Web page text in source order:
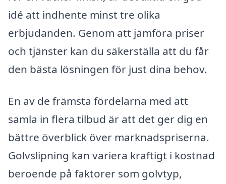
idé att indhente minst tre olika
erbjudanden. Genom att jämföra priser
och tjänster kan du säkerställa att du får
den bästa lösningen för just dina behov.
En av de främsta fördelarna med att
samla in flera tilbud är att det ger dig en
bättre överblick över marknadspriserna.
Golvslipning kan variera kraftigt i kostnad
beroende på faktorer som golvtyp,